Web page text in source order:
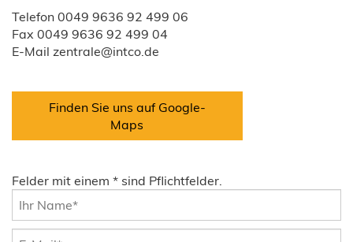
Telefon 0049 9636 92 499 06
Fax 0049 9636 92 499 04
E-Mail zentrale@intco.de
Finden Sie uns auf Google-
Maps
Felder mit einem * sind Pflichtfelder.